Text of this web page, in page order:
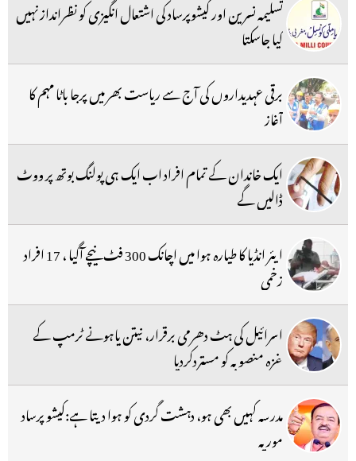
تسلیمہ نسرین اور کیشوپرساد کی اشتعال انگیزی کو نظرانداز نہیں
کیا جاسکتا
برقی عہدیداروں کی آج سے ریاست بھر میں پرجا باٹا مہم کا
آغاز
ایک خاندان کے تمام افراد اب ایک ہی پولنگ بوتھ پر ووٹ
ڈالیں گے
ایئر انڈیا کا طیارہ ہوا میں اچانک 300 فٹ نیچے آگیا ، 17 افراد
زخمی
اسرائیل کی ہٹ دھرمی برقرار، نیتن یاہونے ٹرمپ کے
غزہ منصوبہ کو مستردکردیا
مدرسہ کہیں بھی ہو، دہشت گردی کو ہوا دیتا ہے:کیشو پرساد
موریہ